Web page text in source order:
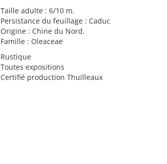
Taille adulte : 6/10 m.
Persistance du feuillage : Caduc
Origine : Chine du Nord.
Famille : Oleaceae
Rustique
Toutes expositions
Certifié production Thuilleaux